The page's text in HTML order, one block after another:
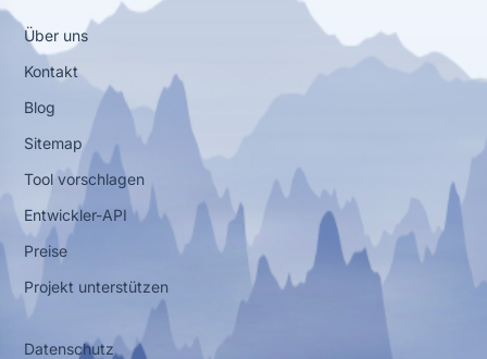
Über uns
Kontakt
Blog
Sitemap
Tool vorschlagen
Entwickler-API
Preise
Projekt unterstützen
Datenschutz